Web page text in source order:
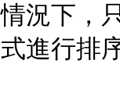
況下，
進行排